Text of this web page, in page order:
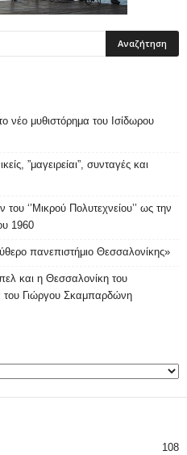
μυθιστόρημα του Ισίδωρου
”μαγειρείαι”, συνταγές και
‘’Μικρού Πολυτεχνείου’’ ως την
1960
πανεπιστήμιο Θεσσαλονίκης»
και η Θεσσαλονίκη του
του Γιώργου Σκαμπαρδώνη
108